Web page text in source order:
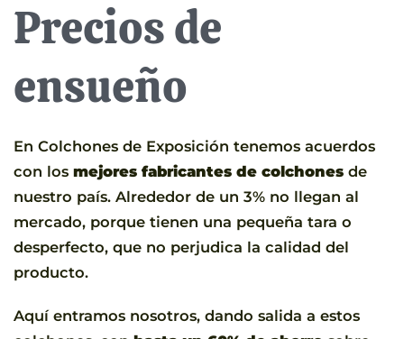
Precios de
ensueño
En Colchones de Exposición tenemos acuerdos
con los mejores fabricantes de colchones de
nuestro país. Alrededor de un 3% no llegan al
mercado, porque tienen una pequeña tara o
desperfecto, que no perjudica la calidad del
producto.
Aquí entramos nosotros, dando salida a estos